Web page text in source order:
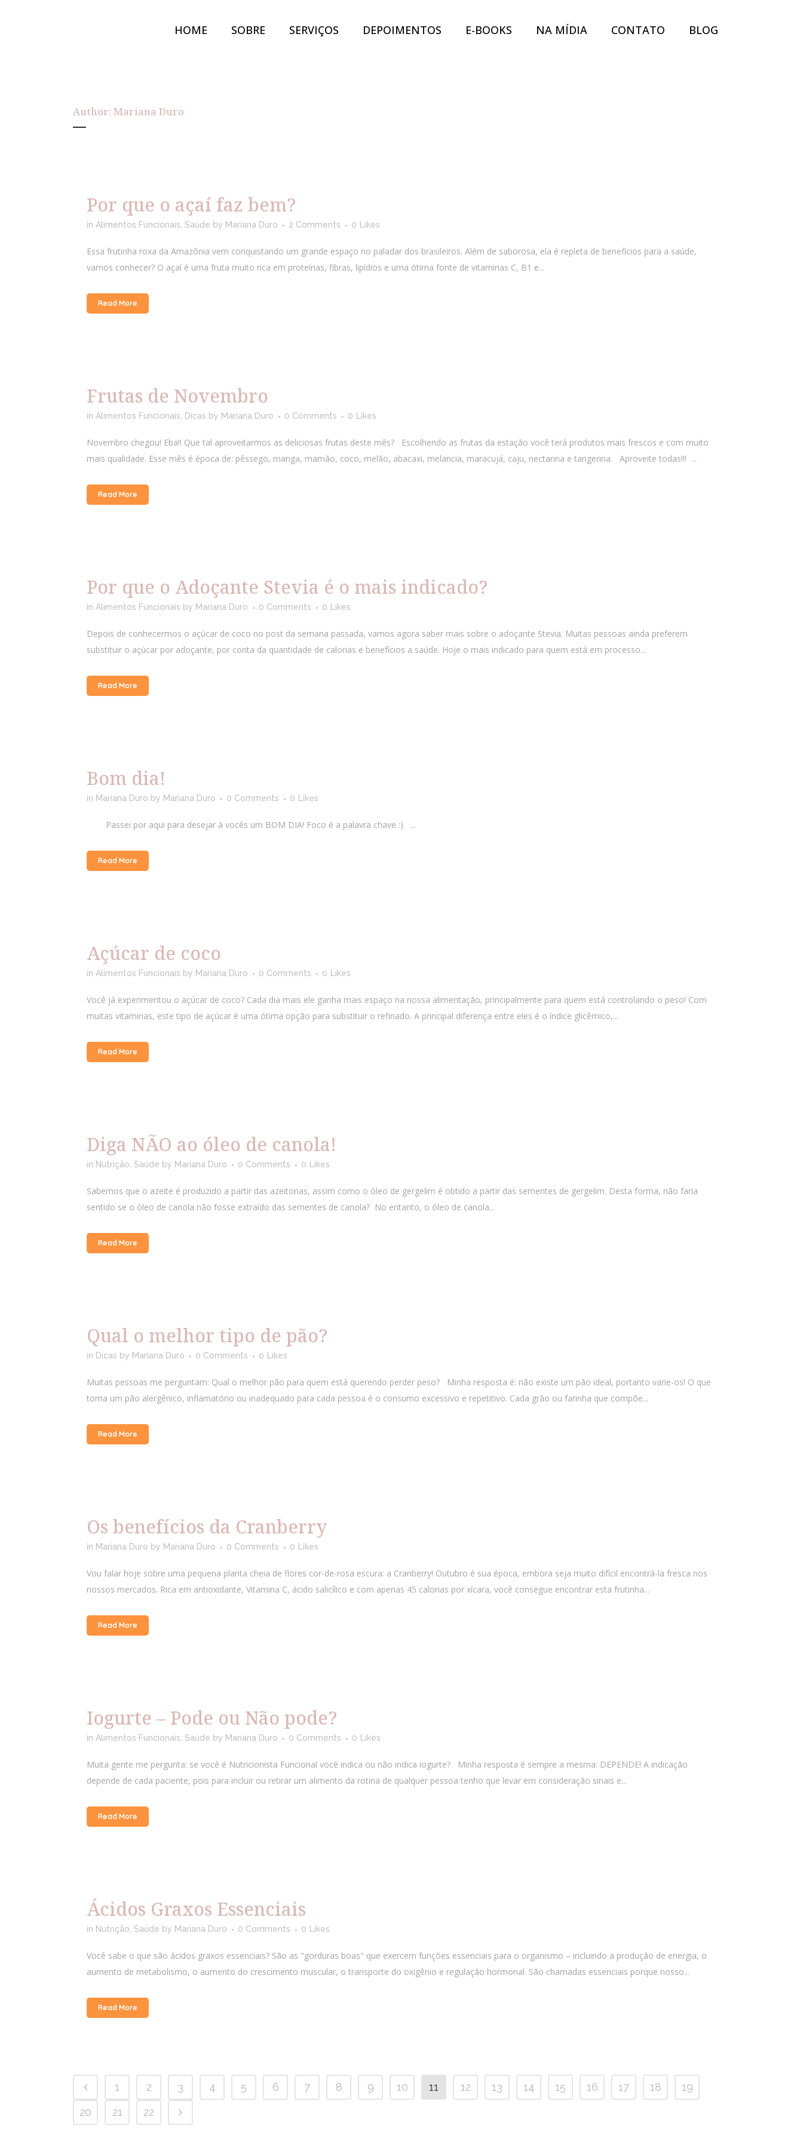
HOME SOBRE SERVIÇOS DEPOIMENTOS E-BOOKS NA MÍDIA CONTATO BLOG
Author: Mariana Duro
Por que o açaí faz bem?
in Alimentos Funcionais Saúde by Mariana Duro 2 Comments 0 Likes
Essa frutinha roxa da Amazônia vem conquistando um grande espaço no paladar dos brasileiros. Além de saborosa, ela é repleta de benefícios para a saúde,
vamos conhecer? O açaí é uma fruta muito rica em proteínas, fibras, lipídios e uma ótima fonte de vitaminas C, B1 e...
Read More
Frutas de Novembro
in Alimentos Funcionais Dicas by Mariana Duro 0 Comments 0 Likes
Novembro chegou! Eba!! Que tal aproveitarmos as deliciosas frutas deste mês? Escolhendo as frutas da estação você terá produtos mais frescos e com muito
mais qualidade. Esse mês é época de: pêssego, manga, mamão, coco, melão, abacaxi, melancia, maracujá, caju, nectarina e tangerina. Aproveite todas!!! ...
Read More
Por que o Adoçante Stevia é o mais indicado?
in Alimentos Funcionais by Mariana Duro 0 Comments 0 Likes
Depois de conhecermos o açúcar de coco no post da semana passada, vamos agora saber mais sobre o adoçante Stevia. Muitas pessoas ainda preferem
substituir o açúcar por adoçante, por conta da quantidade de calorias e benefícios a saúde. Hoje o mais indicado para quem está em processo...
Read More
Bom dia!
in Mariana Duro by Mariana Duro 0 Comments 0 Likes
Passei por aqui para desejar à vocês um BOM DIA! Foco é a palavra chave :) ...
Read More
Açúcar de coco
in Alimentos Funcionais by Mariana Duro 0 Comments 0 Likes
Você já experimentou o açúcar de coco? Cada dia mais ele ganha mais espaço na nossa alimentação, principalmente para quem está controlando o peso! Com
muitas vitaminas, este tipo de açúcar é uma ótima opção para substituir o refinado. A principal diferença entre eles é o índice glicêmico,...
Read More
Diga NÃO ao óleo de canola!
in Nutrição Saúde by Mariana Duro 0 Comments 0 Likes
Sabemos que o azeite é produzido a partir das azeitonas, assim como o óleo de gergelim é obtido a partir das sementes de gergelim. Desta forma, não faria
sentido se o óleo de canola não fosse extraído das sementes de canola? No entanto, o óleo de canola...
Read More
Qual o melhor tipo de pão?
in Dicas by Mariana Duro 0 Comments 0 Likes
Muitas pessoas me perguntam: Qual o melhor pão para quem está querendo perder peso? Minha resposta é: não existe um pão ideal, portanto varie-os! O que
torna um pão alergênico, inflamatório ou inadequado para cada pessoa é o consumo excessivo e repetitivo. Cada grão ou farinha que compõe...
Read More
Os benefícios da Cranberry
in Mariana Duro by Mariana Duro 0 Comments 0 Likes
Vou falar hoje sobre uma pequena planta cheia de flores cor-de-rosa escura: a Cranberry! Outubro é sua época, embora seja muito difícil encontrá-la fresca nos
nossos mercados. Rica em antioxidante, Vitamina C, ácido salicílico e com apenas 45 calorias por xícara, você consegue encontrar esta frutinha...
Read More
Iogurte – Pode ou Não pode?
in Alimentos Funcionais Saúde by Mariana Duro 0 Comments 0 Likes
Muita gente me pergunta: se você é Nutricionista Funcional você indica ou não indica iogurte? Minha resposta é sempre a mesma: DEPENDE! A indicação
depende de cada paciente, pois para incluir ou retirar um alimento da rotina de qualquer pessoa tenho que levar em consideração sinais e...
Read More
Ácidos Graxos Essenciais
in Nutrição Saúde by Mariana Duro 0 Comments 0 Likes
Você sabe o que são ácidos graxos essenciais? São as "gorduras boas" que exercem funções essenciais para o organismo – incluindo a produção de energia, o
aumento de metabolismo, o aumento do crescimento muscular, o transporte do oxigênio e regulação hormonal. São chamadas essenciais porque nosso...
Read More
1 2 3 4 5 6 7 8 9 10 11 12 13 14 15 16 17 18
19
20
21 22